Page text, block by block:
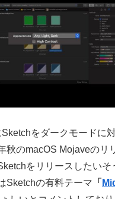
をダークモードに
秋のmacOS Mojaveのリ
をリリースしたいそ
Sketchの有料テーマ 「